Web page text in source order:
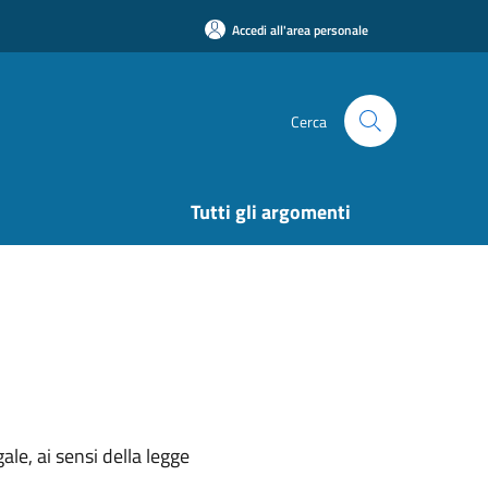
Accedi all'area personale
Cerca
Tutti gli argomenti
ai sensi della legge